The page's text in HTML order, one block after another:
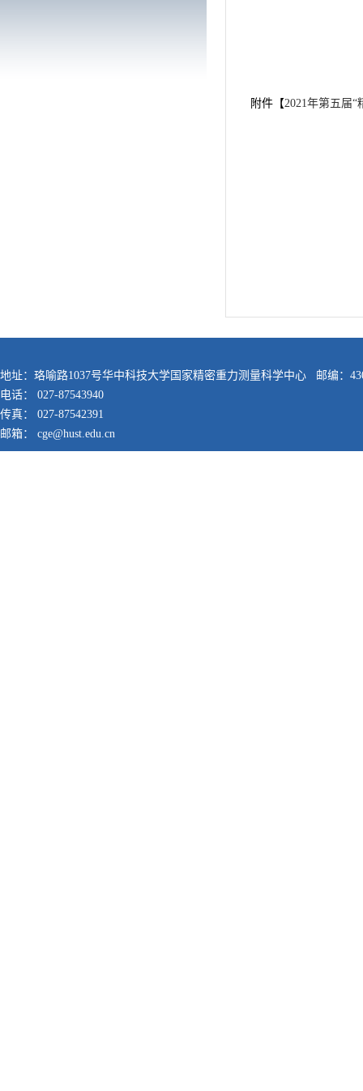
附件【2021年第五届
地址：珞喻路1037号华中科技大学国家精密重力测量科学中心 邮编：
电话： 027-87543940
传真： 027-87542391
邮箱： cge@hust.edu.cn